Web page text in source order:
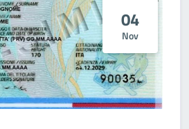
04
Nov